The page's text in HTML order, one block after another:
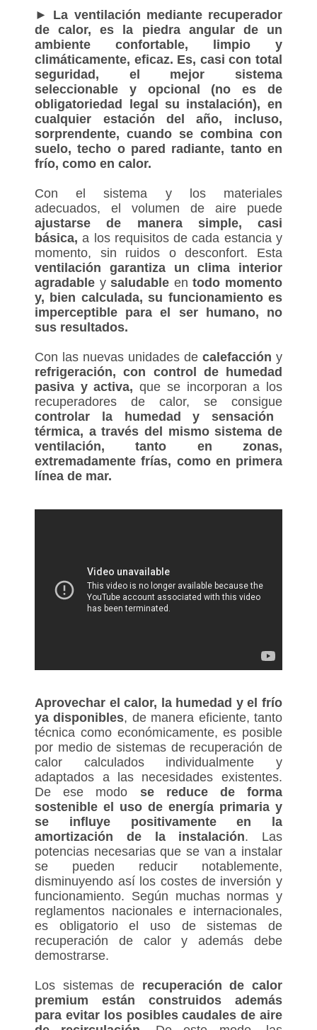
► La ventilación mediante recuperador
de calor, es la piedra angular de un
ambiente confortable, limpio y
climáticamente, eficaz. Es, casi con total
seguridad, el mejor sistema
seleccionable y opcional (no es de
obligatoriedad legal su instalación), en
cualquier estación del año, incluso,
sorprendente, cuando se combina con
suelo, techo o pared radiante, tanto en
frío, como en calor.
Con el sistema y los materiales
adecuados, el volumen de aire puede
ajustarse de manera simple, casi
básica,a los requisitos de cada estancia y
momento, sin ruidos o desconfort. Esta
ventilación garantiza un clima interior
agradable ysaludable entodo momento
y, bien calculada, su funcionamiento es
imperceptible para el ser humano, no
sus resultados.
Con las nuevas unidades de calefacción y
refrigeración, con control de humedad
pasiva y activa, que se incorporan a los
recuperadores de calor, se consigue
controlar la humedad y sensación
térmica, a través del mismo sistema de
ventilación, tanto en zonas,
extremadamente frías, como en primera
línea de mar.
Aprovechar el calor, la humedad y el frío
ya disponibles, de manera eficiente, tanto
técnica como económicamente, es posible
por medio de sistemas de recuperación de
calor calculados individualmente y
adaptados a las necesidades existentes.
De ese modo se reduce de forma
sostenible el uso de energía primaria y
se influye positivamente en la
amortización de la instalación. Las
potencias necesarias que se van a instalar
se pueden reducir notablemente,
disminuyendo así los costes de inversión y
funcionamiento. Según muchas normas y
reglamentos nacionales e internacionales,
es obligatorio el uso de sistemas de
recuperación de calor y además debe
demostrarse.
Los sistemas de recuperación de calor
premium están construidos además
para evitar los posibles caudales de aire